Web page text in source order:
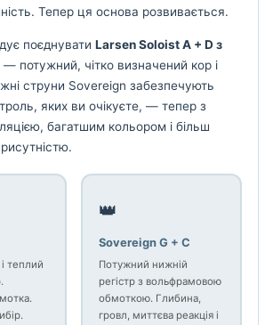
Тепер ця основа розвивається.
поєднувати Larsen Soloist A + D з
— потужний, чітко визначений кор і
струни Sovereign забезпечують
яких ви очікуєте, — тепер з
багатшим кольором і більш
теплий
👑
Sovereign G + C
Потужний нижній
регістр з вольфрамовою
обмоткою. Глибина,
гровл, миттєва реакція і